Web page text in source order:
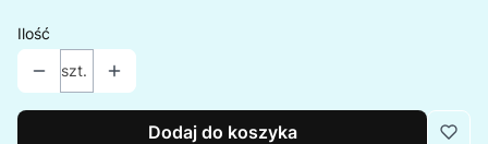
Ilość
szt.
Dodaj do koszyka